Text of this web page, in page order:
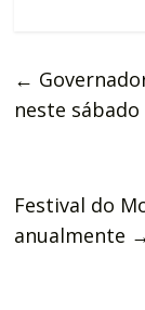
←
neste sábado
Festival do
anualmente